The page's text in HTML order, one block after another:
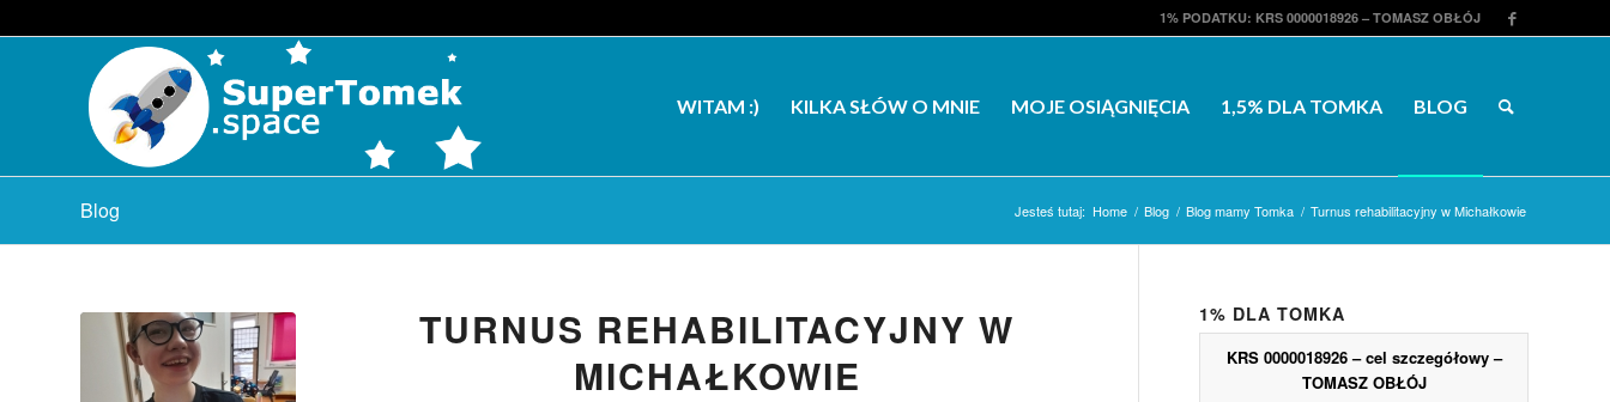
1% PODATKU: KRS 0000018926 – TOMASZ OBŁÓJ
WITAM :) KILKA SŁÓW O MNIE MOJE OSIĄGNIĘCIA 1,5% DLA TOMKA BLOG
Blog Jesteś tutaj: Home / Blog / Blog mamy Tomka / Turnus rehabilitacyjny w Michałkowie
TURNUS REHABILITACYJNY W
MICHAŁKOWIE
1% DLA TOMKA
KRS 0000018926 – cel szczegółowy –
TOMASZ OBŁÓJ